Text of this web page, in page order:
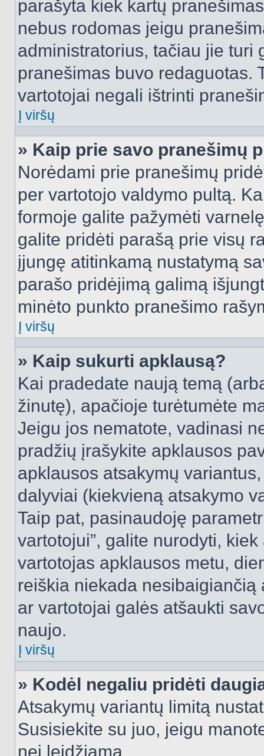
parašyta kiek kartų
nebus rodomas jeigu
administratorius, tačiau jie turi
pranešimas buvo redaguotas.
vartotojai negali ištrinti
Į viršų
» Kaip prie savo pranešimų
Norėdami prie pranešimų
per vartotojo valdymo pultą.
formoje galite pažymėti
galite pridėti parašą prie visų
įjungę atitinkamą nustatymą
parašo pridėjimą galimą
minėto punkto pranešimo
Į viršų
» Kaip sukurti apklausą?
Kai pradedate naują temą
žinutę), apačioje turėtumėte
Jeigu jos nematote, vadinasi
pradžių įrašykite apklausos
apklausos atsakymų
dalyviai (kiekvieną atsakymo
Taip pat, pasinaudoję
vartotojui”, galite nurodyti,
vartotojas apklausos metu,
reiškia niekada
ar vartotojai galės atšaukti
naujo.
Į viršų
» Kodėl negaliu pridėti
Atsakymų variantų limitą
Susisiekite su juo, jeigu
nei leidžiama.